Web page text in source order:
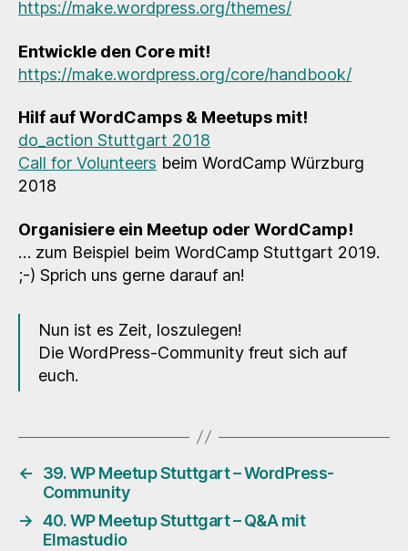
https://make.wordpress.org/themes/
Entwickle den Core mit!
https://make.wordpress.org/core/handbook/
Hilf auf WordCamps & Meetups mit!
do_action Stuttgart 2018
Call for Volunteers beim WordCamp Würzburg
2018
Organisiere ein Meetup oder WordCamp!
… zum Beispiel beim WordCamp Stuttgart 2019.
;-) Sprich uns gerne darauf an!
Nun ist es Zeit, loszulegen!
Die WordPress-Community freut sich auf
euch.
←
39. WP Meetup Stuttgart – WordPress-
Community
→ 40. WP Meetup Stuttgart – Q&A mit
Elmastudio